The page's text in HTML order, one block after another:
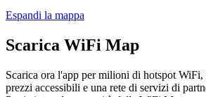
Espandi la mappa
Scarica WiFi Map
Scarica ora l'app per milioni di hotspot
prezzi accessibili e una rete di servizi di